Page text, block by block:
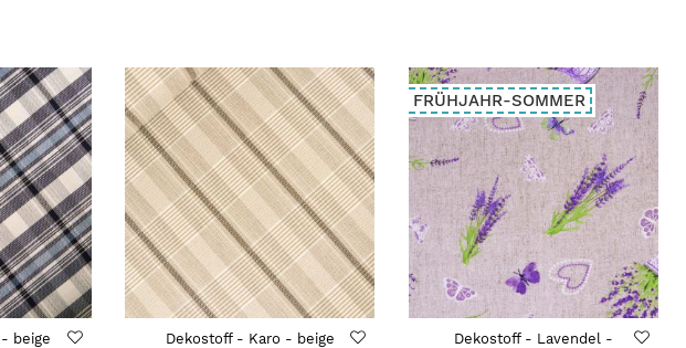
beige
Dekostoff - Karo - beige
FRÜHJAHR-SOMMER
Dekostoff - Lavendel -